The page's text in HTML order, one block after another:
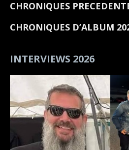
CHRONIQUES
CHRONIQUES D’ALBUM
INTERVIEWS 2026